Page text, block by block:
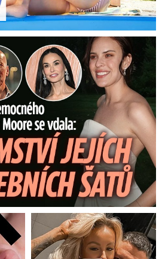
Moore se vdala: Tajemství šatů